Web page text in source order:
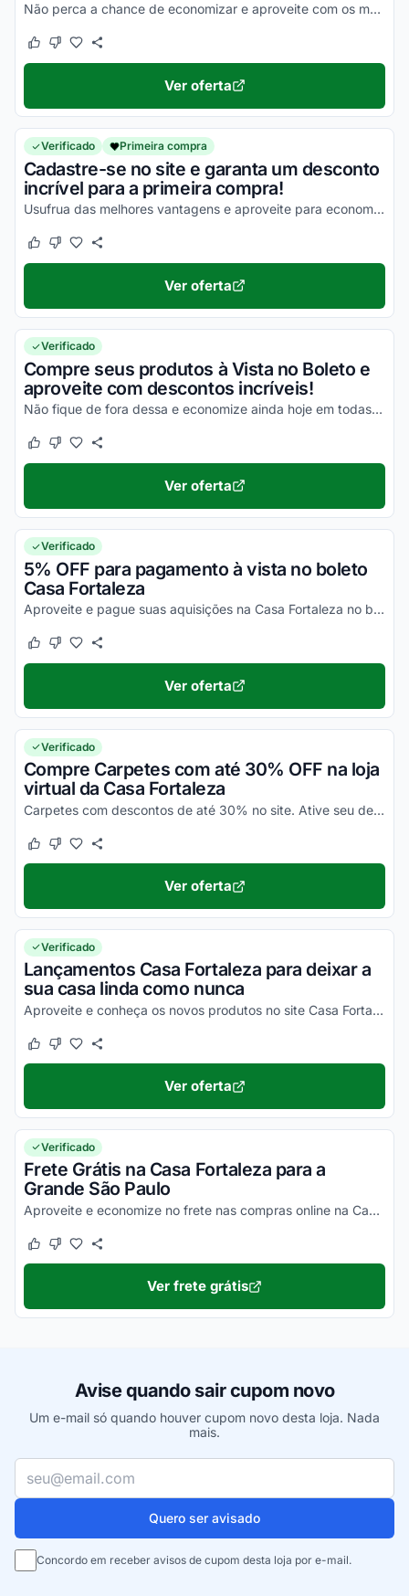
Não perca a chance de economizar e aproveite com os melhores descontos!
Este cupom funcionou
Este cupom não funcionou
Ver oferta
Verificado Primeira compra
Cadastre-se no site e garanta um desconto
incrível para a primeira compra!
Usufrua das melhores vantagens e aproveite para economizar agora mesmo!
Este cupom funcionou
Este cupom não funcionou
Ver oferta
Verificado
Compre seus produtos à Vista no Boleto e
aproveite com descontos incríveis!
Não fique de fora dessa e economize ainda hoje em todas as suas compras!
Este cupom funcionou
Este cupom não funcionou
Ver oferta
Verificado
5% OFF para pagamento à vista no boleto
Casa Fortaleza
Aproveite e pague suas aquisições na Casa Fortaleza no boleto bancário e tenha acesso a 5% extra de desconto em todas as compras. Corra!
Este cupom funcionou
Este cupom não funcionou
Ver oferta
Verificado
Compre Carpetes com até 30% OFF na loja
virtual da Casa Fortaleza
Carpetes com descontos de até 30% no site. Ative seu desconto e desfrute!
Este cupom funcionou
Este cupom não funcionou
Ver oferta
Verificado
Lançamentos Casa Fortaleza para deixar a
sua casa linda como nunca
Aproveite e conheça os novos produtos no site Casa Fortaleza e adquira itens com preços promocionais na Casa Fortaleza. Confira!
Este cupom funcionou
Este cupom não funcionou
Ver oferta
Verificado
Frete Grátis na Casa Fortaleza para a
Grande São Paulo
Aproveite e economize no frete nas compras online na Casa Fortaleza. Consulte as condições e poupe grana!
Este cupom funcionou
Este cupom não funcionou
Ver frete grátis
Avise quando sair cupom novo
Um e-mail só quando houver cupom novo desta loja. Nada
mais.
Quero ser avisado
Concordo em receber avisos de cupom desta loja por e-mail.